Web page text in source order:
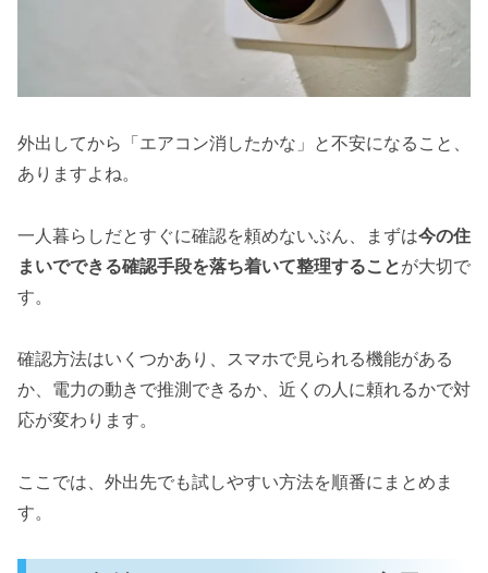
外出してから「エアコン消したかな」と不安になること、
ありますよね。
一人暮らしだとすぐに確認を頼めないぶん、まずは今の住
まいでできる確認手段を落ち着いて整理することが大切で
す。
確認方法はいくつかあり、スマホで見られる機能がある
か、電力の動きで推測できるか、近くの人に頼れるかで対
応が変わります。
ここでは、外出先でも試しやすい方法を順番にまとめま
す。